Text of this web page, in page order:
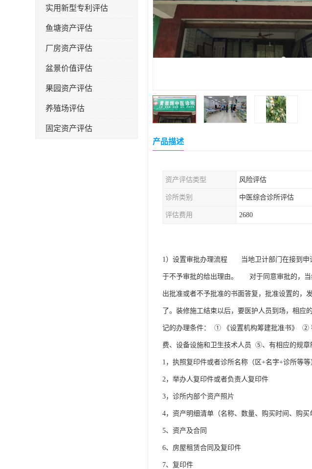
实用新型专利评估
鱼塘资产评估
厂房资产评估
盆景价值评估
果园资产评估
养殖场评估
固定资产评估
产品描述
资产评估类型 风险评估
诊所类别 中医综合诊所评估
评估费用 2680
1）设置审批办理流程 当地卫计部门在接到申
于不予审批的给出理由。 对于同意审批的，当
出批准或者不予批准的书面答复，批准设置的
了。装修施工结束以后，要医护人员到场，相
记的办理条件： ① 《设置机构筹建批准书》 ②
费、设备设施和卫生技术人员 ⑤、有相应的规
1，执照复印件或者诊所名称（区+名字+诊所等等
2，举办人复印件或者负责人复印件
3，诊所内部个资产照片
4，资产明细清单（名称、数量、购买时间、购买
5、资产及合同
6、房屋租赁合同及复印件
7、复印件